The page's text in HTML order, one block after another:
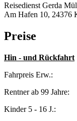
Reisedienst Gerda
Am Hafen 10, 24376
Preise
Hin - und Rückfahrt
Fahrpreis Erw.:
Rentner ab 99
Kinder 5 - 16 J.: